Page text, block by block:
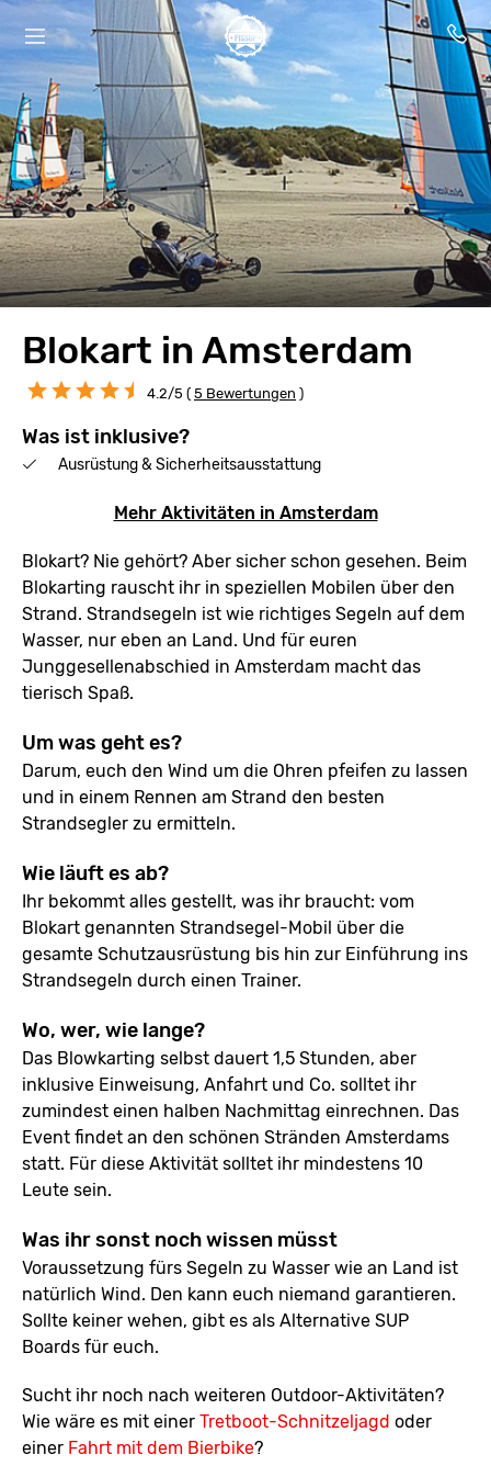
Blokart in Amsterdam
4.2/5 ( 5 Bewertungen )
Was ist inklusive?
Ausrüstung & Sicherheitsausstattung
Mehr Aktivitäten in Amsterdam
Blokart? Nie gehört? Aber sicher schon gesehen. Beim
Blokarting rauscht ihr in speziellen Mobilen über den
Strand. Strandsegeln ist wie richtiges Segeln auf dem
Wasser, nur eben an Land. Und für euren
Junggesellenabschied in Amsterdam macht das
tierisch Spaß.
Um was geht es?
Darum, euch den Wind um die Ohren pfeifen zu lassen
und in einem Rennen am Strand den besten
Strandsegler zu ermitteln.
Wie läuft es ab?
Ihr bekommt alles gestellt, was ihr braucht: vom
Blokart genannten Strandsegel-Mobil über die
gesamte Schutzausrüstung bis hin zur Einführung ins
Strandsegeln durch einen Trainer.
Wo, wer, wie lange?
Das Blowkarting selbst dauert 1,5 Stunden, aber
inklusive Einweisung, Anfahrt und Co. solltet ihr
zumindest einen halben Nachmittag einrechnen. Das
Event findet an den schönen Stränden Amsterdams
statt. Für diese Aktivität solltet ihr mindestens 10
Leute sein.
Was ihr sonst noch wissen müsst
Voraussetzung fürs Segeln zu Wasser wie an Land ist
natürlich Wind. Den kann euch niemand garantieren.
Sollte keiner wehen, gibt es als Alternative SUP
Boards für euch.
Sucht ihr noch nach weiteren Outdoor-Aktivitäten?
Wie wäre es mit einer Tretboot-Schnitzeljagd oder
einer Fahrt mit dem Bierbike?